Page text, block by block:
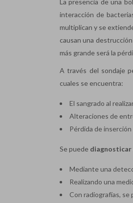
La presencia de una
interacción de
multiplican y se
causan una
más grande será la
A través del sondaje
cuales se encuentra:
El sangrado al
Alteraciones de
Pérdida de
Se puede diagnosticar
Mediante una
Realizando una
Con radiografías, se